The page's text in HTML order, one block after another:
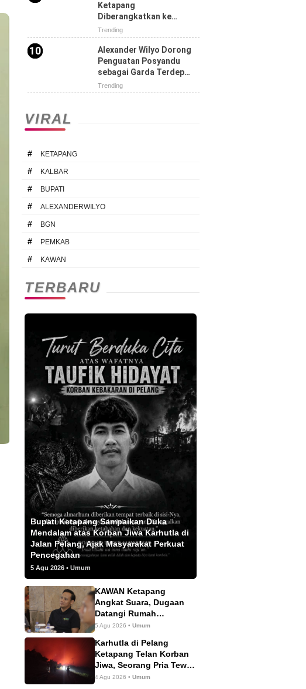
Ketapang
Diberangkatkan ke
Pontianak, Bupati:
Jangan Putus Sekolah di
Tengah Jalan
Trending
Alexander Wilyo Dorong
Penguatan Posyandu
sebagai Garda Terdepan
Pelayanan Kesehatan
Trending
VIRAL
# KETAPANG
# KALBAR
# BUPATI
# ALEXANDERWILYO
# BGN
# PEMKAB
# KAWAN
TERBARU
Bupati Ketapang Sampaikan Duka
Mendalam atas Korban Jiwa Karhutla di
Jalan Pelang, Ajak Masyarakat Perkuat
Pencegahan
5 Agu 2026 • Umum
KAWAN Ketapang
Angkat Suara, Dugaan
Datangi Rumah
Wartawan Dinilai Tak
5 Agu 2026 •Umum
Karhutla di Pelang
Ketapang Telan Korban
Jiwa, Seorang Pria Tewas
Terbakar
4 Agu 2026 •Umum